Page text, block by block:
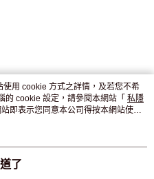
用 cookie 方式之詳情，及若您不希
的 cookie 設定，請參閱本網站「 私隱
即表示您同意本公司得按本網站使用
了